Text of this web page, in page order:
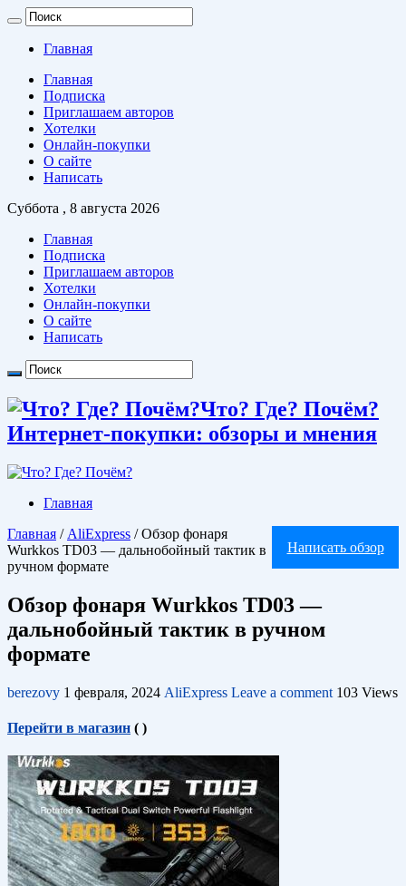
Главная
Главная
Подписка
Приглашаем авторов
Хотелки
Онлайн-покупки
О сайте
Написать
Суббота , 8 августа 2026
Главная
Подписка
Приглашаем авторов
Хотелки
Онлайн-покупки
О сайте
Написать
Что? Где? Почём?
Интернет-покупки: обзоры и мнения
Главная
Написать обзор
Главная / AliExpress / Обзор фонаря
Wurkkos TD03 — дальнобойный тактик в
ручном формате
Обзор фонаря Wurkkos TD03 —
дальнобойный тактик в ручном
формате
berezovy 1 февраля, 2024 AliExpress Leave a comment 103 Views
Перейти в магазин ( )